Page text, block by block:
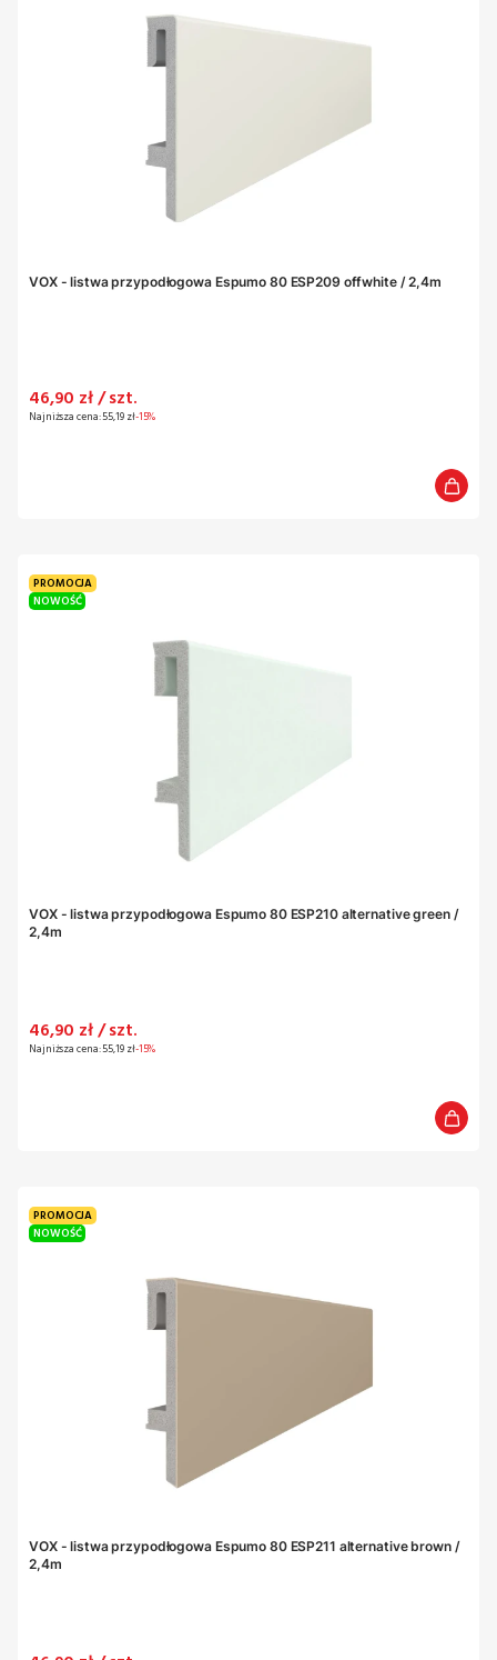
VOX - listwa przypodłogowa Espumo 80 ESP209 offwhite / 2,4m
Cena promocyjna
46,90 zł / szt.
Najniższa cena:55,19 zł-15%
PROMOCJA
NOWOŚĆ
VOX - listwa przypodłogowa Espumo 80 ESP210 alternative green /
2,4m
Cena promocyjna
46,90 zł / szt.
Najniższa cena:55,19 zł-15%
PROMOCJA
NOWOŚĆ
VOX - listwa przypodłogowa Espumo 80 ESP211 alternative brown /
2,4m